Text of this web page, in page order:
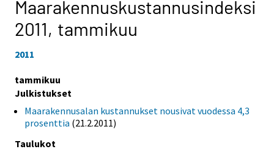
Maarakennuskustannusindeksi
2011, tammikuu
2011
tammikuu
Julkistukset
Maarakennusalan kustannukset nousivat vuodessa 4,3
prosenttia (21.2.2011)
Taulukot